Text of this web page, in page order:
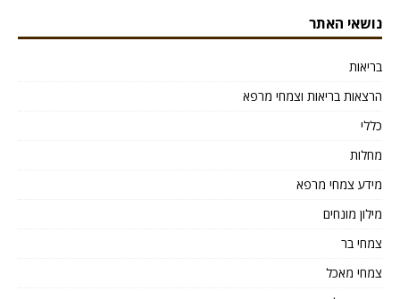
נושאי האתר
בריאות
הרצאות בריאות וצמחי מרפא
כללי
מחלות
מידע צמחי מרפא
מילון מונחים
צמחי בר
צמחי מאכל